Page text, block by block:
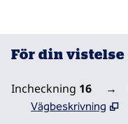
För din vistelse
Incheckning 16 →
Vägbeskrivning